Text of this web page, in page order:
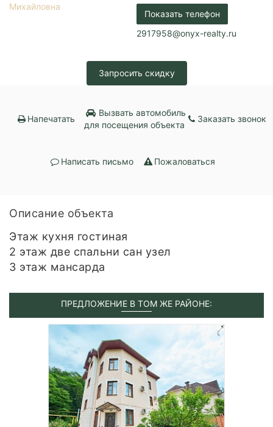
Показать телефон
2917958@onyx-realty.ru
Запросить скидку
Напечатать
Вызвать автомобиль
для посещения объекта
Заказать звонок
Написать письмо Пожаловаться
Описание объекта
Этаж кухня гостиная
2 этаж две спальни сан узел
3 этаж мансарда
ПРЕДЛОЖЕНИЕ В ТОМ ЖЕ РАЙОНЕ: